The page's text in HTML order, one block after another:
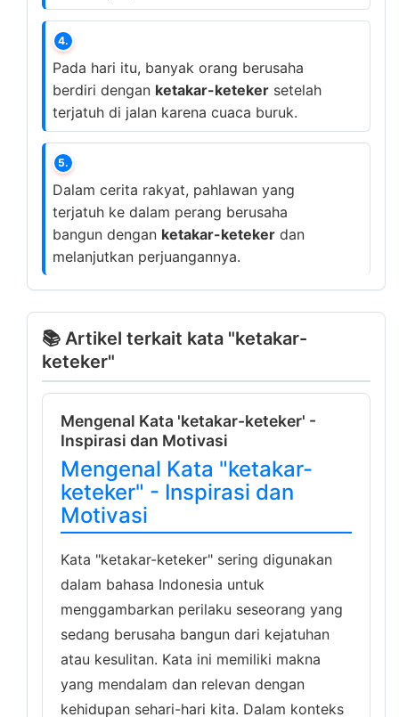
4.
Pada hari itu, banyak orang berusaha
berdiri dengan ketakar-keteker setelah
terjatuh di jalan karena cuaca buruk.
5.
Dalam cerita rakyat, pahlawan yang
terjatuh ke dalam perang berusaha
bangun dengan ketakar-keteker dan
melanjutkan perjuangannya.
📚 Artikel terkait kata "ketakar-
keteker"
Mengenal Kata 'ketakar-keteker' -
Inspirasi dan Motivasi
Mengenal Kata "ketakar-
keteker" - Inspirasi dan
Motivasi
Kata "ketakar-keteker" sering digunakan
dalam bahasa Indonesia untuk
menggambarkan perilaku seseorang yang
sedang berusaha bangun dari kejatuhan
atau kesulitan. Kata ini memiliki makna
yang mendalam dan relevan dengan
kehidupan sehari-hari kita. Dalam konteks